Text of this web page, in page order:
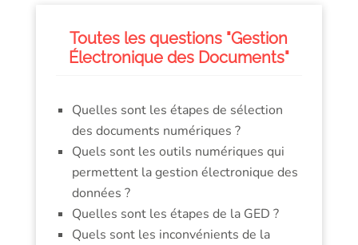
Toutes les questions "Gestion
Électronique des Documents"
Quelles sont les étapes de sélection
des documents numériques ?
Quels sont les outils numériques qui
permettent la gestion électronique des
données ?
Quelles sont les étapes de la GED ?
Quels sont les inconvénients de la